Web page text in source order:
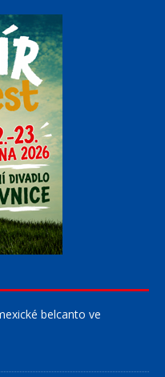
belcanto ve